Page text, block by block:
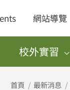
網站導覽
校外實習
首頁 最新消息